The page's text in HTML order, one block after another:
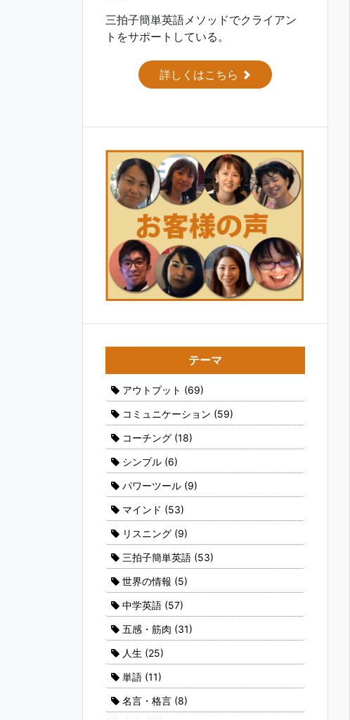
三拍子簡単英語メソッドでクライアン
トをサポートしている。
詳しくはこちら
テーマ
アウトプット (69)
コミュニケーション (59)
コーチング (18)
シンプル (6)
パワーツール (9)
マインド (53)
リスニング (9)
三拍子簡単英語 (53)
世界の情報 (5)
中学英語 (57)
五感・筋肉 (31)
人生 (25)
単語 (11)
名言・格言 (8)